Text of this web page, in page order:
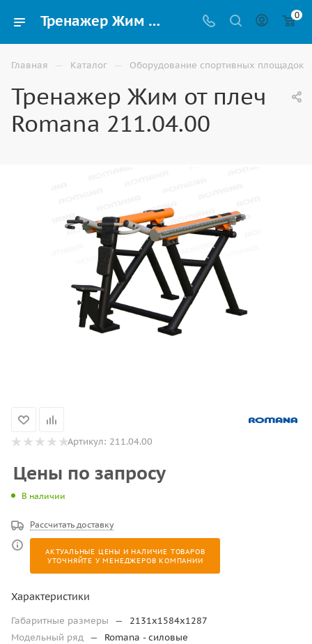
Тренажер Жим от плеч Romana 211.04.00 купить в Волгограде | выгодные цены 0
Главная — Каталог — Оборудование спортивных площадок
Тренажер Жим от плеч
Romana 211.04.00
Артикул: 211.04.00
Цены по запросу
В наличии
Рассчитать доставку
АКТУАЛЬНЫЕ ЦЕНЫ И НАЛИЧИЕ ТОВАРОВ
УТОЧНЯЙТЕ У МЕНЕДЖЕРОВ КОМПАНИИ
Характеристики
Габаритные размеры —
2131х1584х1287
Модельный ряд —
Romana - силовые